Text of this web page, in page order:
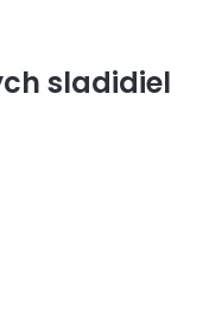
sladidiel